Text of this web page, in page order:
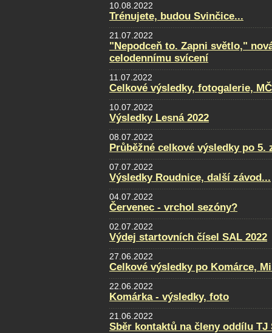
10.08.2022
Trénujete, budou Svinčice...
21.07.2022
"Nepodceň to. Zapni světlo,"
celodennímu svícení
11.07.2022
Celkové výsledky, fotogalerie,
10.07.2022
Výsledky Lesná 2022
08.07.2022
Průběžné celkové výsledky po 5.
07.07.2022
Výsledky Roudnice, další závod...
04.07.2022
Červenec - vrchol sezóny?
02.07.2022
Výdej startovních čísel SAL 2022
27.06.2022
Celkové výsledky po Komárce,
22.06.2022
Komárka - výsledky, foto
21.06.2022
Sběr kontaktů na členy oddílu TJ